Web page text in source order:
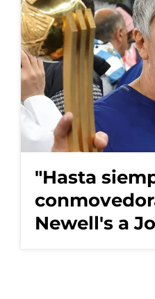
"Hasta
Newell's a